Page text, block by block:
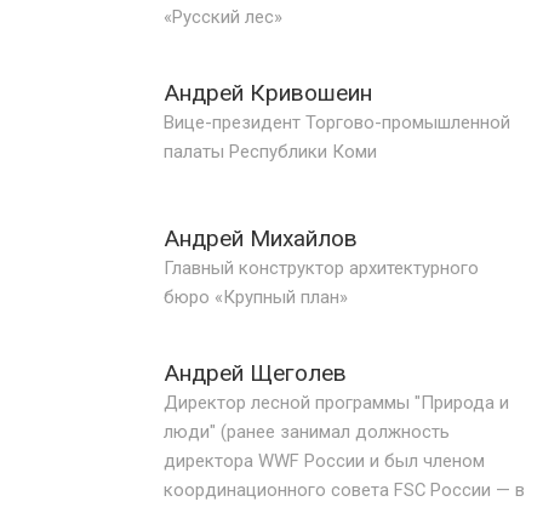
«Русский лес»
Андрей Кривошеин
Вице-президент Торгово-промышленной
палаты Республики Коми
Андрей Михайлов
Главный конструктор архитектурного
бюро «Крупный план»
Андрей Щеголев
Директор лесной программы "Природа и
люди" (ранее занимал должность
директора WWF России и был членом
координационного совета FSC России — в